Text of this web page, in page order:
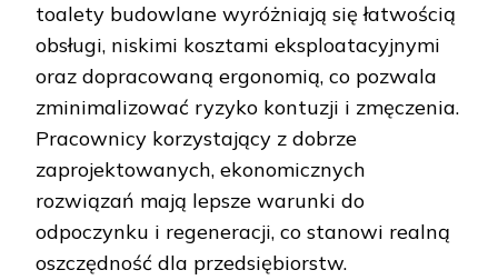
toalety budowlane wyróżniają się łatwością
obsługi, niskimi kosztami eksploatacyjnymi
oraz dopracowaną ergonomią, co pozwala
zminimalizować ryzyko kontuzji i zmęczenia.
Pracownicy korzystający z dobrze
zaprojektowanych, ekonomicznych
rozwiązań mają lepsze warunki do
odpoczynku i regeneracji, co stanowi realną
oszczędność dla przedsiębiorstw.